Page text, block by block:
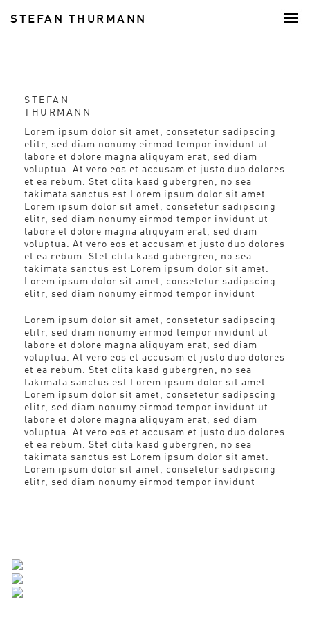
STEFAN THURMANN
FOOD
STEFAN
THURMANN
Lorem ipsum dolor sit amet, consetetur sadipscing
elitr, sed diam nonumy eirmod tempor invidunt ut
labore et dolore magna aliquyam erat, sed diam
voluptua. At vero eos et accusam et justo duo dolores
et ea rebum. Stet clita kasd gubergren, no sea
takimata sanctus est Lorem ipsum dolor sit amet.
Lorem ipsum dolor sit amet, consetetur sadipscing
elitr, sed diam nonumy eirmod tempor invidunt ut
labore et dolore magna aliquyam erat, sed diam
voluptua. At vero eos et accusam et justo duo dolores
et ea rebum. Stet clita kasd gubergren, no sea
takimata sanctus est Lorem ipsum dolor sit amet.
Lorem ipsum dolor sit amet, consetetur sadipscing
elitr, sed diam nonumy eirmod tempor invidunt
Lorem ipsum dolor sit amet, consetetur sadipscing
elitr, sed diam nonumy eirmod tempor invidunt ut
labore et dolore magna aliquyam erat, sed diam
voluptua. At vero eos et accusam et justo duo dolores
et ea rebum. Stet clita kasd gubergren, no sea
takimata sanctus est Lorem ipsum dolor sit amet.
Lorem ipsum dolor sit amet, consetetur sadipscing
elitr, sed diam nonumy eirmod tempor invidunt ut
labore et dolore magna aliquyam erat, sed diam
voluptua. At vero eos et accusam et justo duo dolores
et ea rebum. Stet clita kasd gubergren, no sea
takimata sanctus est Lorem ipsum dolor sit amet.
Lorem ipsum dolor sit amet, consetetur sadipscing
elitr, sed diam nonumy eirmod tempor invidunt